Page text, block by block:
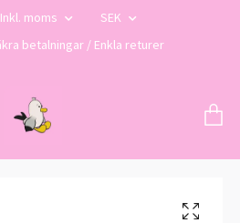
Inkl. moms
SEK
betalningar / Enkla returer